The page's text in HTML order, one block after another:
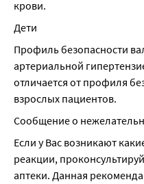
крови.
Дети
Профиль безопасности
артериальной
отличается от профиля
взрослых пациентов.
Сообщение о
Если у Вас возникают
реакции,
аптеки. Данная